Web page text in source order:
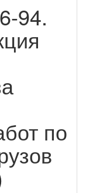
94.
по